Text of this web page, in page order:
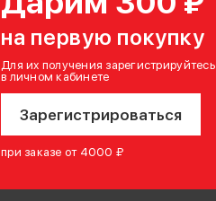
на первую покупку
Для их получения зарегистрируйтесь
в личном кабинете
Зарегистрироваться
при заказе от 4000 ₽